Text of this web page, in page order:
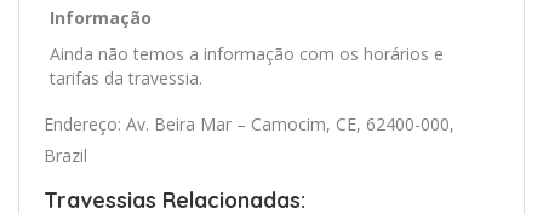
Informação
Ainda não temos a informação com os horários e
tarifas da travessia.
Endereço: Av. Beira Mar – Camocim, CE, 62400-000,
Brazil
Travessias Relacionadas: